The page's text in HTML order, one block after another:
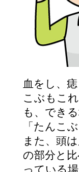
血をし、
こぶもこ
も、でき
「たんこ
また、頭
の部分と
っている